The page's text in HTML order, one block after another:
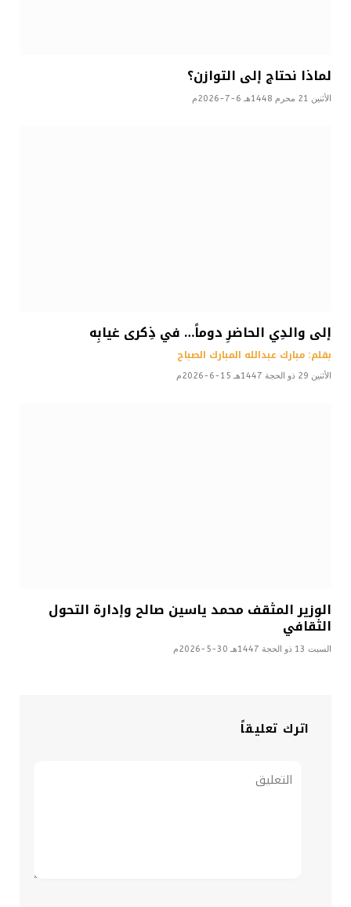
لماذا نحتاج إلى التوازن؟
الأثنين 21 محرم 1448هـ 6-7-2026م
إلى والدِي الحاضرِ دوماً… في ذِكرى غيابِه
بقلم: مبارك عبدالله المبارك الصباح
الأثنين 29 ذو الحجة 1447هـ 15-6-2026م
الوزير المثقف محمد ياسين صالح وإدارة التحول
الثقافي
السبت 13 ذو الحجة 1447هـ 30-5-2026م
اترك تعليقاً